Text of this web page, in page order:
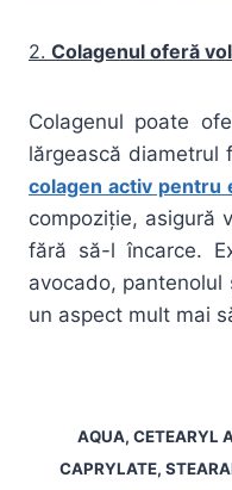
2. Colagenul oferă
Colagenul poate
lărgească diametrul
colagen activ pentru
compoziție, asigură
fără să-l încarce.
avocado, pantenolul
un aspect mult mai
AQUA, CETEARYL
CAPRYLATE,